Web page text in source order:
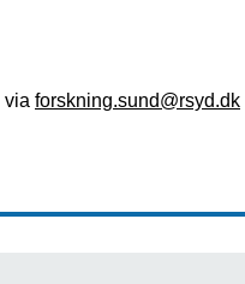
via forskning.sund@rsyd.dk